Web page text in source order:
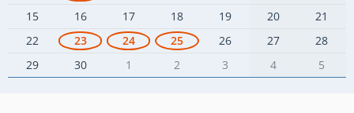
15
16 17 18 19 20
21
22
23 24 25 26 27
28
29
30 1 2 3 4 5